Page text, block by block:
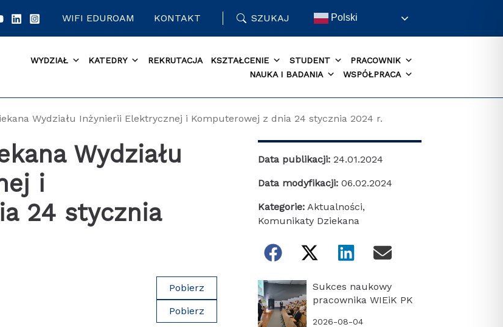
WIFI EDUROAM KONTAKT SZUKAJ Polski
WYDZIAŁ KATEDRY REKRUTACJA KSZTAŁCENIE STUDENT
PRACOWNIK
NAUKA I BADANIA
WSPÓŁPRACA
Wydziału Inżynierii Elektrycznej i Komputerowej z dnia 24 stycznia 2024 r.
Wydziału
i
24 stycznia
Pobierz
Pobierz
Data publikacji: 24.01.2024
Data modyfikacji: 06.02.2024
Kategorie: Aktualności,
Komunikaty Dziekana
Sukces naukowy
pracownika WIEiK PK
2026-08-04